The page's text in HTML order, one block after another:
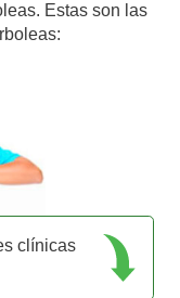
Estas son las
clínicas